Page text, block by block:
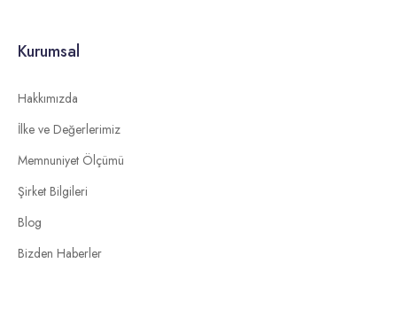
Kurumsal
Hakkımızda
İlke ve Değerlerimiz
Memnuniyet Ölçümü
Şirket Bilgileri
Blog
Bizden Haberler